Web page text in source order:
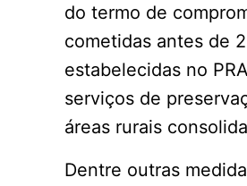
do termo de
cometidas antes de
estabelecidas no
serviços de
áreas rurais
Dentre outras